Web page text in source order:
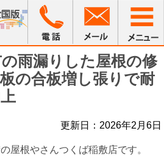
雨漏りした屋根の修
の合板増し張りで耐
更新日：2026年2月6日
屋根やさんつくば稲敷店です。